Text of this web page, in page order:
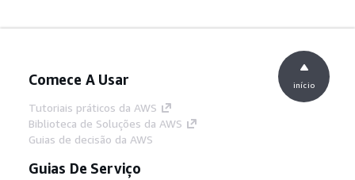
Comece A Usar
Tutoriais práticos da AWS
Biblioteca de Soluções da AWS
Guias de decisão da AWS
Guias De Serviço
início